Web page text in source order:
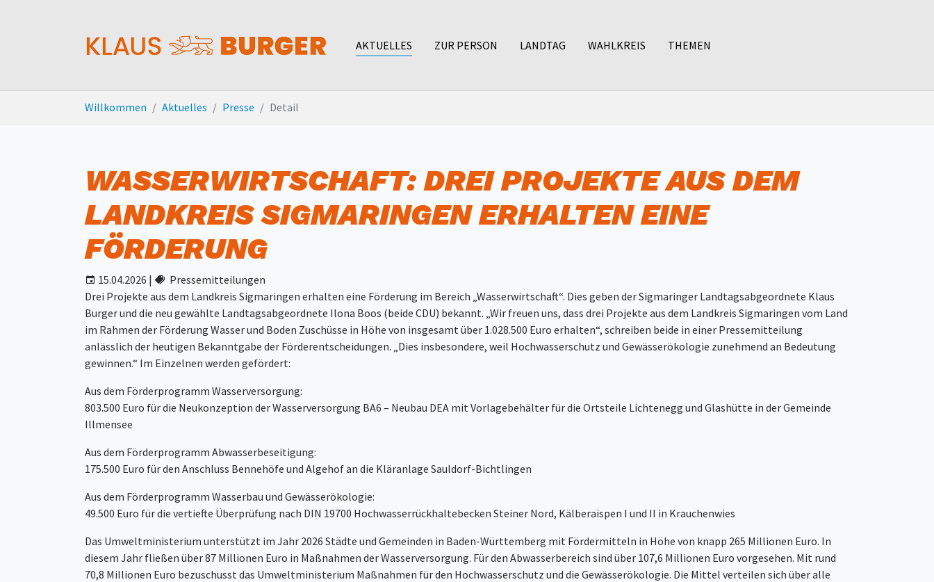
AKTUELLES ZUR PERSON LANDTAG WAHLKREIS THEMEN
Willkommen Aktuelles Presse Detail
WASSERWIRTSCHAFT: DREI PROJEKTE AUS DEM
LANDKREIS SIGMARINGEN ERHALTEN EINE
FÖRDERUNG
15.04.2026 |
Pressemitteilungen
Drei Projekte aus dem Landkreis Sigmaringen erhalten eine Förderung im Bereich „Wasserwirtschaft“. Dies geben der Sigmaringer Landtagsabgeordnete Klaus
Burger und die neu gewählte Landtagsabgeordnete Ilona Boos (beide CDU) bekannt. „Wir freuen uns, dass drei Projekte aus dem Landkreis Sigmaringen vom Land
im Rahmen der Förderung Wasser und Boden Zuschüsse in Höhe von insgesamt über 1.028.500 Euro erhalten“, schreiben beide in einer Pressemitteilung
anlässlich der heutigen Bekanntgabe der Förderentscheidungen. „Dies insbesondere, weil Hochwasserschutz und Gewässerökologie zunehmend an Bedeutung
gewinnen.“ Im Einzelnen werden gefördert:
Aus dem Förderprogramm Wasserversorgung:
803.500 Euro für die Neukonzeption der Wasserversorgung BA6 – Neubau DEA mit Vorlagebehälter für die Ortsteile Lichtenegg und Glashütte in der Gemeinde
Illmensee
Aus dem Förderprogramm Abwasserbeseitigung:
175.500 Euro für den Anschluss Bennehöfe und Algehof an die Kläranlage Sauldorf-Bichtlingen
Aus dem Förderprogramm Wasserbau und Gewässerökologie:
49.500 Euro für die vertiefte Überprüfung nach DIN 19700 Hochwasserrückhaltebecken Steiner Nord, Kälberaispen I und II in Krauchenwies
Das Umweltministerium unterstützt im Jahr 2026 Städte und Gemeinden in Baden-Württemberg mit Fördermitteln in Höhe von knapp 265 Millionen Euro. In
diesem Jahr fließen über 87 Millionen Euro in Maßnahmen der Wasserversorgung. Für den Abwasserbereich sind über 107,6 Millionen Euro vorgesehen. Mit rund
70,8 Millionen Euro bezuschusst das Umweltministerium Maßnahmen für den Hochwasserschutz und die Gewässerökologie. Die Mittel verteilen sich über alle